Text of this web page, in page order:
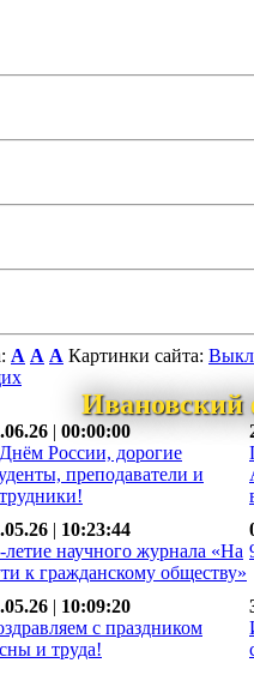
A A A Картинки сайта: Выкл
| 00:00:00
России, дорогие
преподаватели и
| 10:23:44
летие научного журнала «На
к гражданскому обществу»
| 10:09:20
с праздником
и труда!